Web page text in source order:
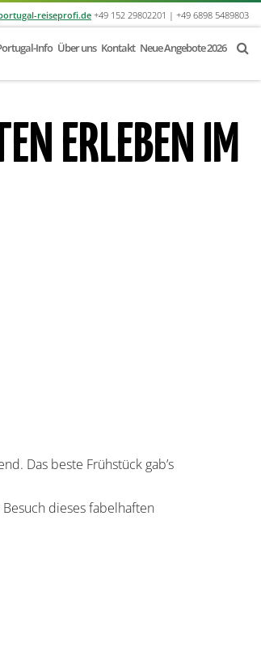
reiseprofi.de+49 152 29802201 | +49 6898 5489803
Info Über uns Kontakt Neue Angebote 2026
ERLEBEN IM
Das beste Frühstück gab’s
dieses fabelhaften